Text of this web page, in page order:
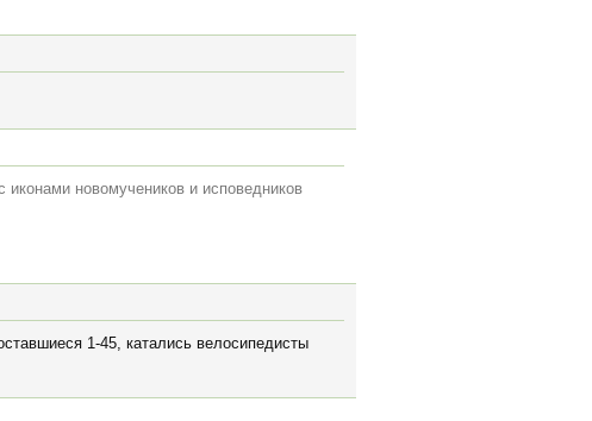
новомучеников и исповедников
1-45, катались велосипедисты